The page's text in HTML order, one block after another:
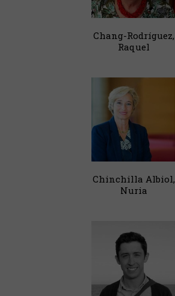
Chang-Rodríguez,
Raquel
Chinchilla Albiol,
Nuria